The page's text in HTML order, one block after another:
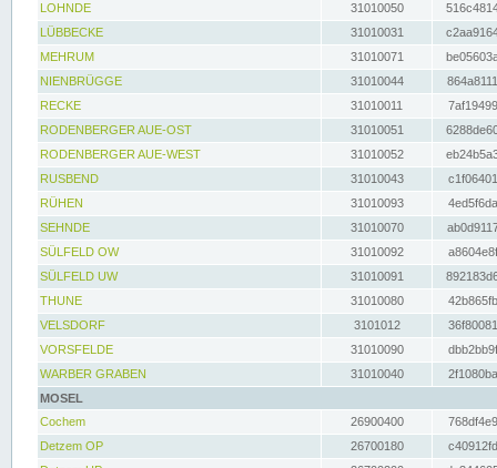
LOHNDE
31010050
LÜBBECKE
31010031
MEHRUM
31010071
NIENBRÜGGE
31010044
RECKE
31010011
RODENBERGER AUE-OST
31010051
RODENBERGER AUE-WEST
31010052
RUSBEND
31010043
RÜHEN
31010093
SEHNDE
31010070
SÜLFELD OW
31010092
SÜLFELD UW
31010091
THUNE
31010080
VELSDORF
3101012
VORSFELDE
31010090
WARBER GRABEN
31010040
MOSEL
Cochem
26900400
Detzem OP
26700180